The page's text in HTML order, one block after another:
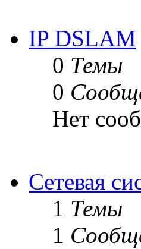
IP DSLAM
0 Темы
0
Нет
Сетевая
1 Темы
1